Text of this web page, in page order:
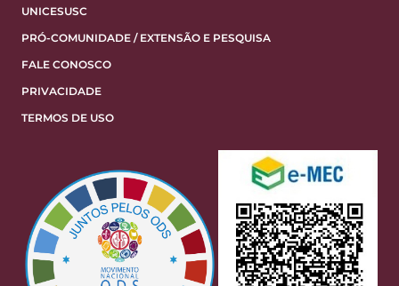
UNICESUSC
PRÓ-COMUNIDADE / EXTENSÃO E PESQUISA
FALE CONOSCO
PRIVACIDADE
TERMOS DE USO